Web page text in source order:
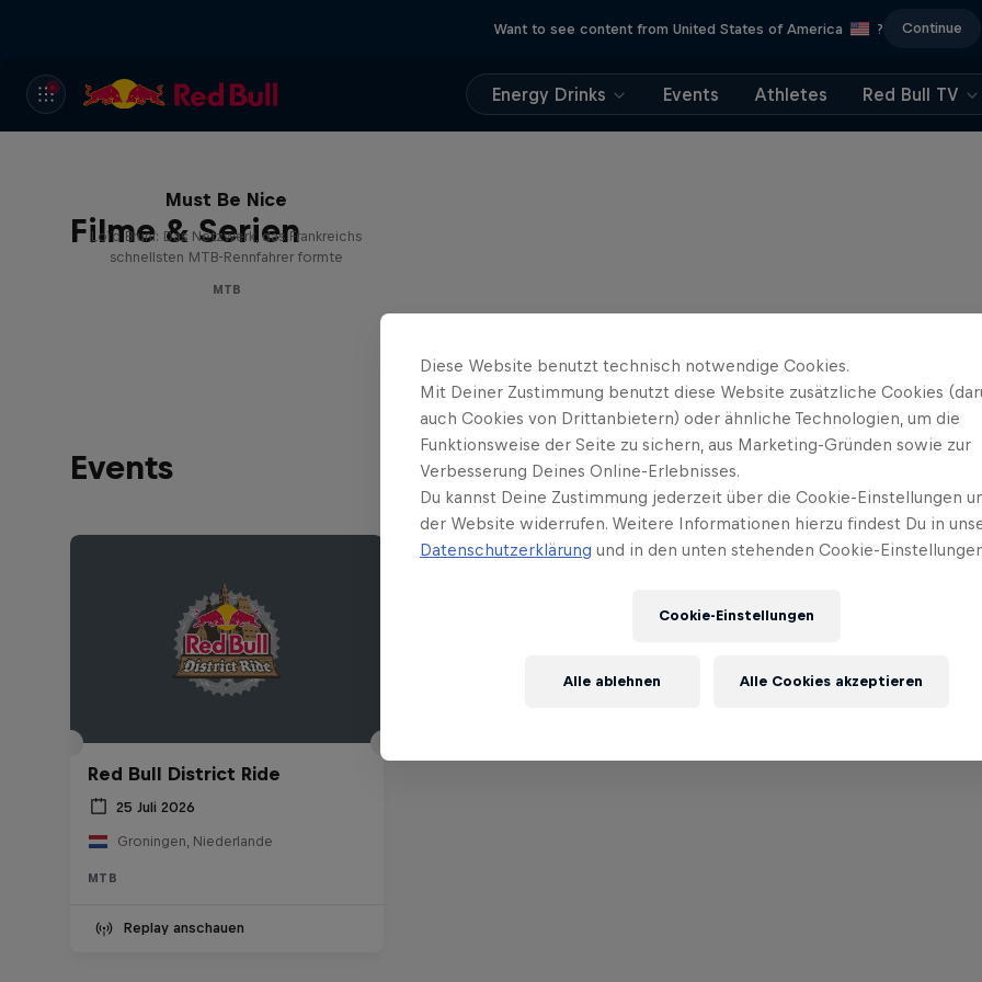
Want to see content from United States of America ? Continue
Energy Drinks Events Athletes Red Bull TV
Filme & Serien
Must Be Nice
Loïc Bruni: Das Netzwerk, das Frankreichs
schnellsten MTB-Rennfahrer formte
MTB
Events
Red Bull District Ride
25 Juli 2026
Groningen, Niederlande
MTB
Replay anschauen
Diese Website benutzt technisch notwendige Cookies.
Mit Deiner Zustimmung benutzt diese Website zusätzliche Cookies
auch Cookies von Drittanbietern) oder ähnliche Technologien, um die
Funktionsweise der Seite zu sichern, aus Marketing-Gründen sowie zur
Verbesserung Deines Online-Erlebnisses.
Du kannst Deine Zustimmung jederzeit über die Cookie-Einstellungen
der Website widerrufen. Weitere Informationen hierzu findest Du in
Datenschutzerklärung und in den unten stehenden Cookie-
Cookie-Einstellungen
Alle ablehnen Alle Cookies akzeptieren